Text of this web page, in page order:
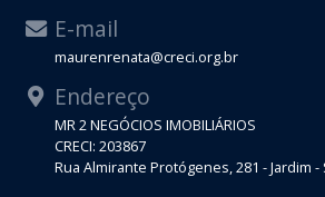
E-mail
maurenrenata@creci.org.br
Endereço
MR 2 NEGÓCIOS IMOBILIÁRIOS
CRECI: 203867
Rua Almirante Protógenes, 281 - Jardim